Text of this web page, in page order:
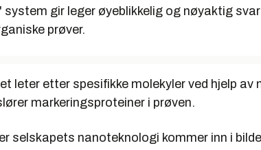
system gir leger øyeblikkelig og nøyaktig
prøver.
leter etter spesifikke molekyler ved hjelp av
markeringsproteiner i prøven.
selskapets nanoteknologi kommer inn i